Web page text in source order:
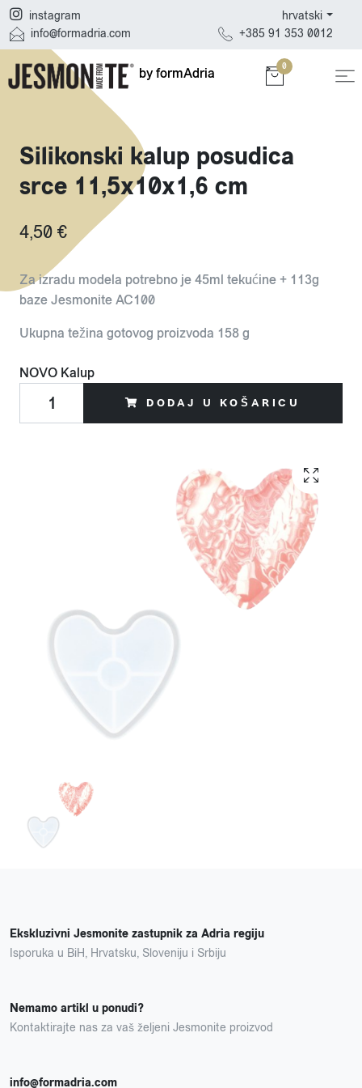
instagram
info@formadria.com
hrvatski
+385 91 353 0012
by formAdria 0
Silikonski kalup posudica
srce 11,5x10x1,6 cm
4,50 €
Za izradu modela potrebno je 45ml tekućine + 113g
baze Jesmonite AC100
Ukupna težina gotovog proizvoda 158 g
NOVO Kalup
DODAJ U KOŠARICU
Ekskluzivni Jesmonite zastupnik za Adria regiju
Isporuka u BiH, Hrvatsku, Sloveniju i Srbiju
Nemamo artikl u ponudi?
Kontaktirajte nas za vaš željeni Jesmonite proizvod
info@formadria.com